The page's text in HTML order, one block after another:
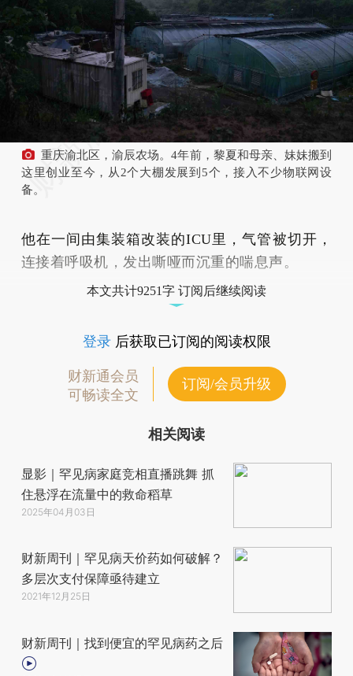
重庆渝北区，渝辰农场。4年前，黎夏和母亲、妹妹搬到
这里创业至今，从2个大棚发展到5个，接入不少物联网设
备。
他在一间由集装箱改装的ICU里，气管被切开，
连接着呼吸机，发出嘶哑而沉重的喘息声。
本文共计9251字 订阅后继续阅读
登录后获取已订阅的阅读权限
财新通会员
可畅读全文
订阅/会员升级
相关阅读
显影｜罕见病家庭竞相直播跳舞 抓
住悬浮在流量中的救命稻草
2025年04月03日
财新周刊｜罕见病天价药如何破解？
多层次支付保障亟待建立
2021年12月25日
财新周刊｜找到便宜的罕见病药之后